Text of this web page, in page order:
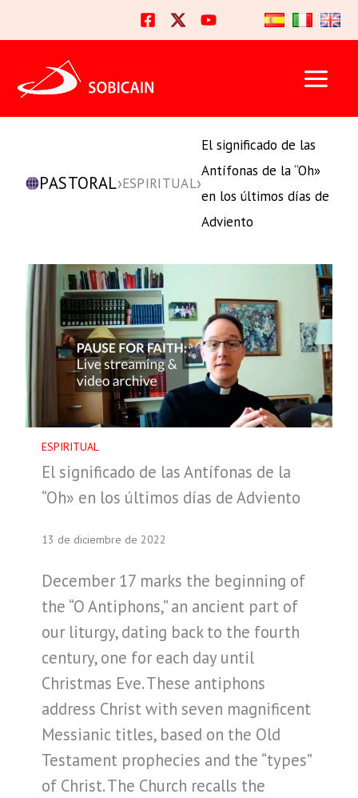
al
contenido
PASTORAL›ESPIRITUAL›
El significado de las
Antífonas de la “Oh»
en los últimos días de
Adviento
ESPIRITUAL
El significado de las Antífonas de la
“Oh» en los últimos días de Adviento
13 de diciembre de 2022
December 17 marks the beginning of
the “O Antiphons,” an ancient part of
our liturgy, dating back to the fourth
century, one for each day until
Christmas Eve. These antiphons
address Christ with seven magnificent
Messianic titles, based on the Old
Testament prophecies and the “types”
of Christ. The Church recalls the